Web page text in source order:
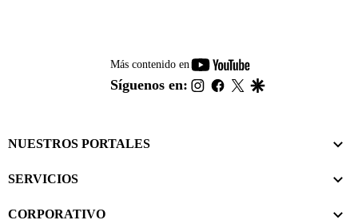
Más contenido en
youtube-
footer
Síguenos en: instagram
facebook
twitter
NUESTROS PORTALES
SERVICIOS
CORPORATIVO